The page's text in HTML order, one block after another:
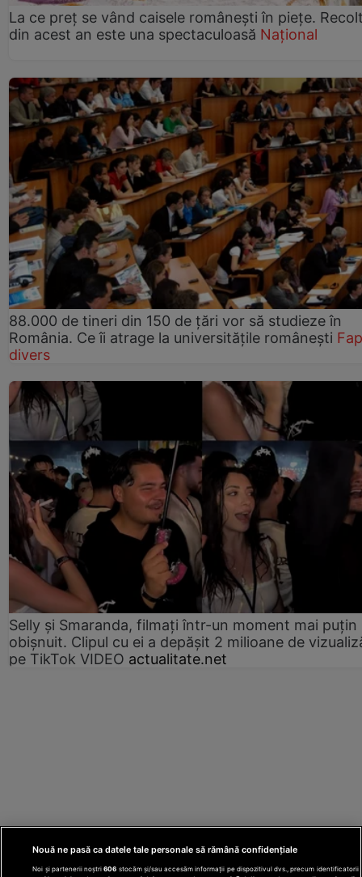
La ce preț se vând caisele românești în piețe.
din acest an este una spectaculoasă Național
88.000 de tineri din 150 de țări vor să studieze în
România. Ce îi atrage la universitățile românești
divers
Selly și Smaranda, filmați într-un moment mai puțin
obișnuit. Clipul cu ei a depășit 2 milioane de
pe TikTok VIDEO actualitate.net
Nouă ne pasă ca datele tale personale să rămână confidențiale
Noi și partenerii noștri606 stocăm și/sau accesăm informații pe dispozitivul dvs., precum identificatorii